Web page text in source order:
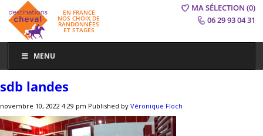
EN FRANCE
NOS CHOIX DE
RANDONNÉES
ET STAGES
MA SÉLECTION (0)
06 29 93 04 31
MENU
sdb landes
novembre 10, 2022 4:29 pm Published by Véronique Floch